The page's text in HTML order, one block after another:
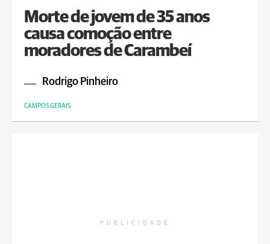
Morte de jovem de 35 anos
causa comoção entre
moradores de Carambeí
Rodrigo Pinheiro
CAMPOS GERAIS
PUBLICIDADE